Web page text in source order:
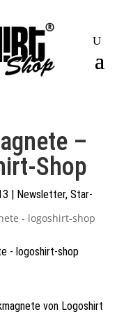
–
Shop
| Newsletter, Star-
von Logoshirt